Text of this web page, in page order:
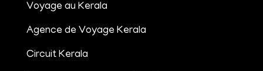
Voyage au Kerala
Agence de Voyage Kerala
Circuit Kerala